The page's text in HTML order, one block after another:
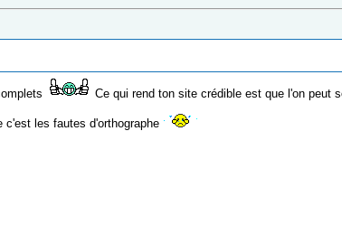
Ce qui rend ton site crédible est que l'on peut
les fautes d'orthographe